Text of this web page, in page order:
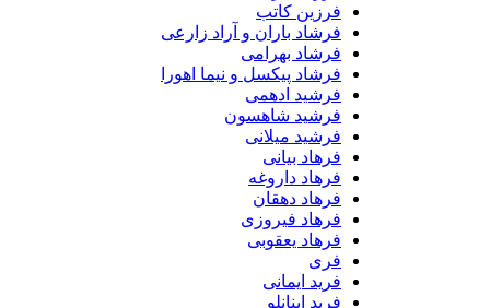
فرزین کاتب
فرشاد باران و آراد زارعی
فرشاد بهرامی
فرشاد پیکسل و نیما اهورا
فرشید ادهمی
فرشید شاهسون
فرشید میلانی
فرهاد بیانی
فرهاد داروغه
فرهاد دهقان
فرهاد فیروزی
فرهاد یعقوبی
فرید ایمانی
فرید اینانلو